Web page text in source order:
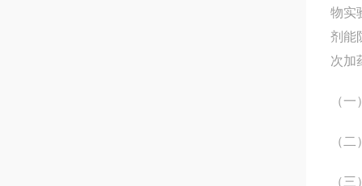
物实
剂能
次加
（
（
（